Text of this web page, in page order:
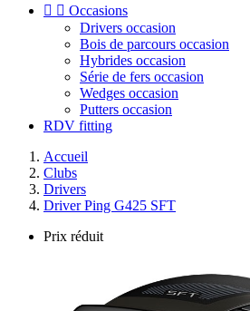
  Occasions
Drivers occasion
Bois de parcours occasion
Hybrides occasion
Série de fers occasion
Wedges occasion
Putters occasion
RDV fitting
Accueil
Clubs
Drivers
Driver Ping G425 SFT
Prix réduit